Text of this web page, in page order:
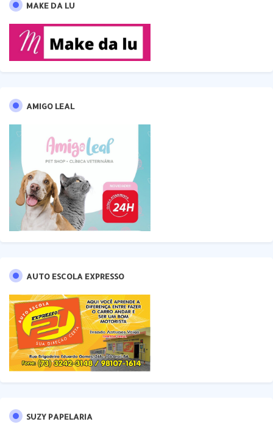
MAKE DA LU
AMIGO LEAL
AUTO ESCOLA EXPRESSO
SUZY PAPELARIA